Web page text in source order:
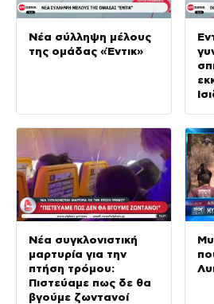
Νέα σύλληψη μέλους
της ομάδας «Έντικ»
Νέα συγκλονιστική
μαρτυρία για την
πτήση τρόμου:
Πιστεύαμε πως δε θα
βγούμε ζωντανοί